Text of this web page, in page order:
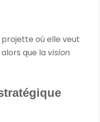
projette où elle veut
que la vision